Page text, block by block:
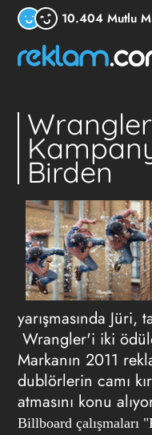
10.404 Mutlu
Birden
yarışmasında Jüri,
Wrangler'i iki
Markanın 2011
dublörlerin camı
atmasını konu
Billboard çalışmaları